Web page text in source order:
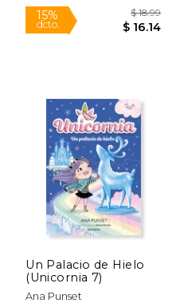
Un Palacio de Hielo
(Unicornia 7)
Ana Punset